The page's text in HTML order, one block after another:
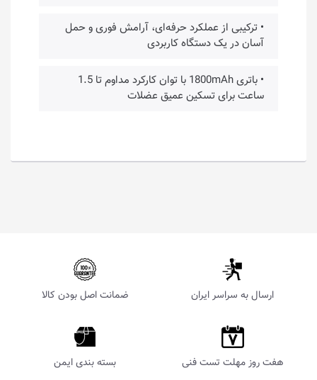
• ترکیبی از عملکرد حرفه‌ای، آرامش فوری و حمل
آسان در یک دستگاه کاربردی
• باتری 1800mAh با توان کارکرد مداوم تا 1.5
ساعت برای تسکین عمیق عضلات
ارسال به سراسر ایران ضمانت اصل بودن کالا
هفت روز مهلت تست فنی بسته بندی ایمن